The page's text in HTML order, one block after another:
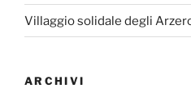
Villaggio solidale degli
ARCHIVI